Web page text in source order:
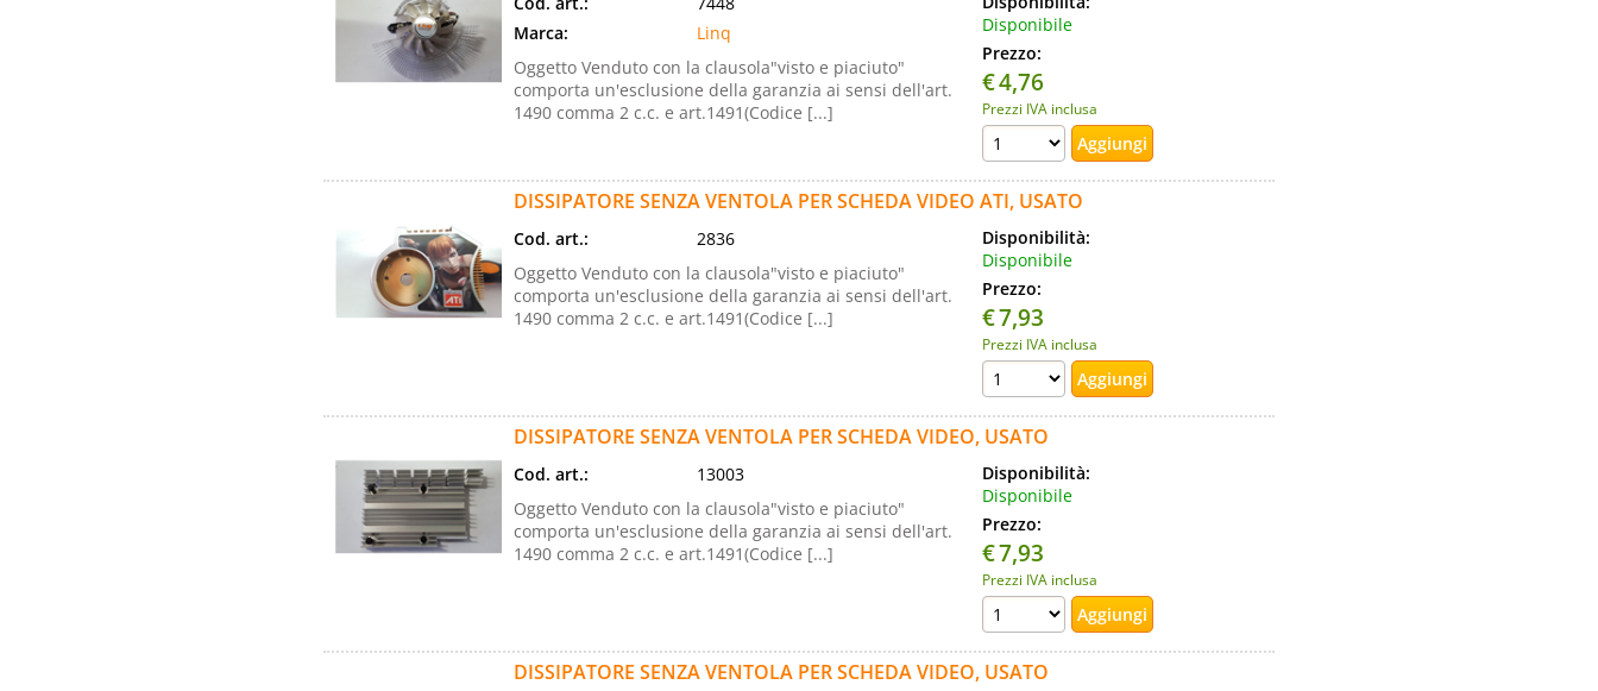
Marca:
Linq
Oggetto Venduto con la clausola"visto e piaciuto"
comporta un'esclusione della garanzia ai sensi dell'art.
1490 comma 2 c.c. e art.1491(Codice [...]
Disponibile
Prezzo:
€4,76
Prezzi IVA inclusa
DISSIPATORE SENZA VENTOLA PER SCHEDA VIDEO ATI, USATO
Cod. art.:
2836
Oggetto Venduto con la clausola"visto e piaciuto"
comporta un'esclusione della garanzia ai sensi dell'art.
1490 comma 2 c.c. e art.1491(Codice [...]
Disponibilità:
Disponibile
Prezzo:
€7,93
Prezzi IVA inclusa
DISSIPATORE SENZA VENTOLA PER SCHEDA VIDEO, USATO
Cod. art.:
13003
Oggetto Venduto con la clausola"visto e piaciuto"
comporta un'esclusione della garanzia ai sensi dell'art.
1490 comma 2 c.c. e art.1491(Codice [...]
Disponibilità:
Disponibile
Prezzo:
€7,93
Prezzi IVA inclusa
DISSIPATORE SENZA VENTOLA PER SCHEDA VIDEO, USATO